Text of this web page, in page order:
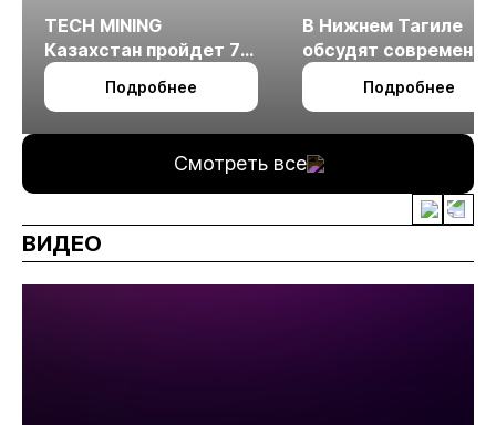
TECH MINING
Казахстан пройдет 7
октября в Алматы
Подробнее
В Нижнем Тагиле
обсудят
технологии
измельчения
Подробнее
Смотреть все
ВИДЕО